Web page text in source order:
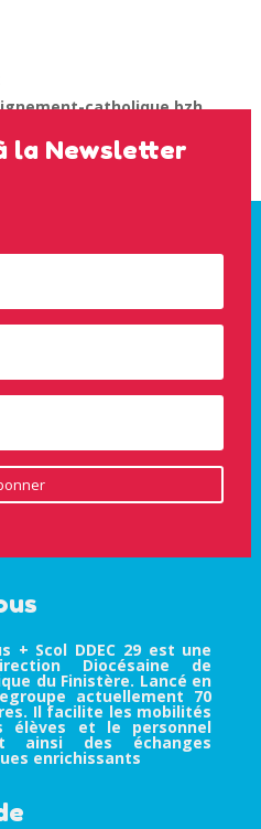
catholique.bzh
la Newsletter
+ Scol DDEC 29 est une
Diocésaine de
du Finistère. Lancé en
actuellement 70
Il facilite les mobilités
élèves et le personnel
ainsi des échanges
enrichissants